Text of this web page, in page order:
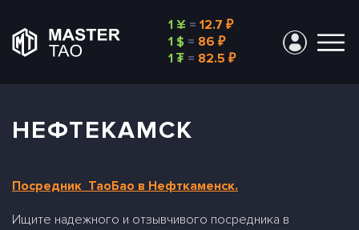
1 ¥ = 12.7 ₽
1 $ = 86 ₽
1 ₮= 82.5 ₽
НЕФТЕКАМСК
Посредник ТаоБао в Нефткаменск.
Ищите надежного и отзывчивого посредника в